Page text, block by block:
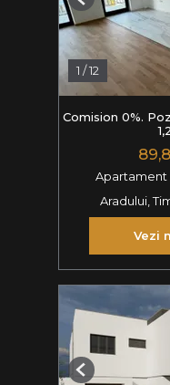
1 /12
Previous
Comision 0%.
Apartament
Aradului,
Vezi
Previous